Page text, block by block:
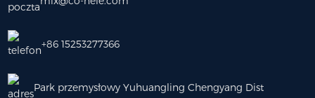
+86 15253277366
Park przemysłowy Yuhuangling Chengyang Dist